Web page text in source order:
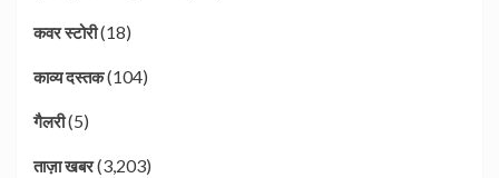
कवर स्टोरी(18)
काव्य दस्तक(104)
गैलरी(5)
ताज़ा खबर(3,203)